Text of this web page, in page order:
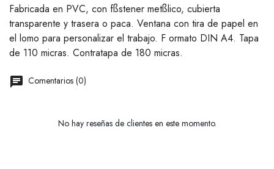
Fabricada en PVC, con fßstener metßlico, cubierta
transparente y trasera o paca. Ventana con tira de papel en
el lomo para personalizar el trabajo. F ormato DIN A4. Tapa
de 110 micras. Contratapa de 180 micras.
Comentarios (0)
No hay reseñas de clientes en este momento.